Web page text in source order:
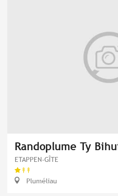
Randoplume Ty
ETAPPEN-GÎTE
Pluméliau